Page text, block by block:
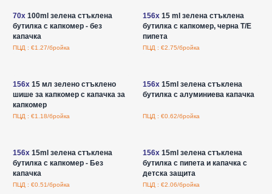
70x100ml зелена стъклена
бутилка с капкомер - без
капачка
ПЦД : €1.27/бройка
156x15 ml зелена стъклена
бутилка с капкомер, черна T/E
пипета
ПЦД : €2.75/бройка
156x15 мл зелено стъклено
шише за капкомер с капачка за
капкомер
ПЦД : €1.18/бройка
156x15ml зелена стъклена
бутилка с алуминиева капачка
ПЦД : €0.62/бройка
156x15ml зелена стъклена
бутилка с капкомер - Без
капачка
ПЦД : €0.51/бройка
156x15ml зелена стъклена
бутилка с пипета и капачка с
детска защита
ПЦД : €2.06/бройка